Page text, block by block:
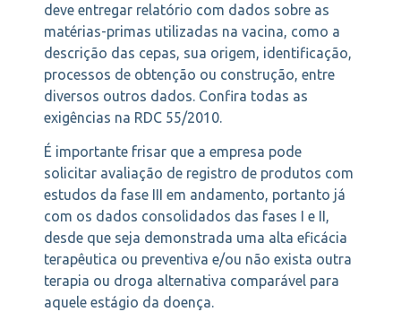
deve entregar relatório com dados sobre as
matérias-primas utilizadas na vacina, como a
descrição das cepas, sua origem, identificação,
processos de obtenção ou construção, entre
diversos outros dados. Confira todas as
exigências na RDC 55/2010.
É importante frisar que a empresa pode
solicitar avaliação de registro de produtos com
estudos da fase III em andamento, portanto já
com os dados consolidados das fases I e II,
desde que seja demonstrada uma alta eficácia
terapêutica ou preventiva e/ou não exista outra
terapia ou droga alternativa comparável para
aquele estágio da doença.